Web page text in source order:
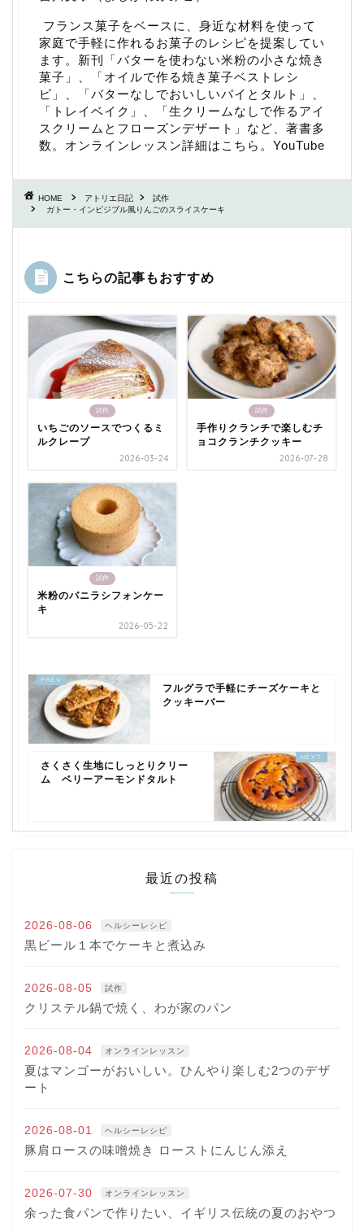
フランス菓子をベースに、身近な材料を使って
家庭で手軽に作れるお菓子のレシピを提案してい
ます。新刊「バターを使わない米粉の小さな焼き
菓子 」、「オイルで作る焼き菓子ベストレシ
ピ 」、「バターなしでおいしいパイとタルト 」、
「 トレイベイク 」、「生クリームなしで作るアイ
スクリームとフローズンデザート 」など、著書多
数。 オンラインレッスン詳細はこちら 。 YouTube
HOME アトリエ日記
試作
ガトー・インビジブル風りんごのスライスケーキ
こちらの記事もおすすめ
試作
いちごのソースでつくるミ
ルクレープ
2026-03-24
試作
手作りクランチで楽しむチ
ョコクランチクッキー
2026-07-28
試作
米粉のバニラシフォンケー
キ
2026-05-22
フルグラで手軽にチーズケーキと
クッキーバー
さくさく生地にしっとりクリー
ム ベリーアーモンドタルト
最近の投稿
2026-08-06 ヘルシーレシピ
黒ビール１本でケーキと煮込み
2026-08-05 試作
クリステル鍋で焼く、わが家のパン
2026-08-04 オンラインレッスン
夏はマンゴーがおいしい。ひんやり楽しむ2つのデザ
ート
2026-08-01 ヘルシーレシピ
豚肩ロースの味噌焼き ローストにんじん添え
2026-07-30 オンラインレッスン
余った食パンで作りたい、イギリス伝統の夏のおやつ